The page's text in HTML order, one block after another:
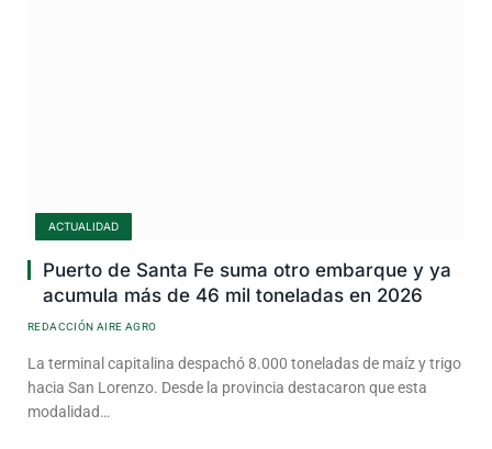
ACTUALIDAD
Puerto de Santa Fe suma otro embarque y ya
acumula más de 46 mil toneladas en 2026
REDACCIÓN AIRE AGRO
La terminal capitalina despachó 8.000 toneladas de maíz y trigo
hacia San Lorenzo. Desde la provincia destacaron que esta
modalidad…